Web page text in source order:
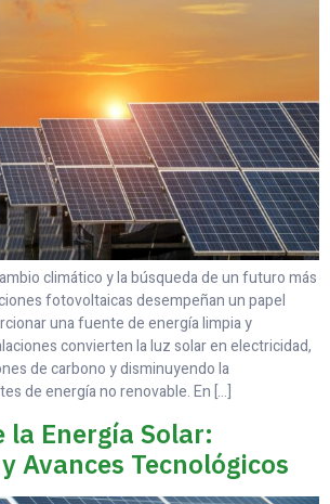
climático y la búsqueda de un futuro más
fotovoltaicas desempeñan un papel
una fuente de energía limpia y
convierten la luz solar en electricidad,
de carbono y disminuyendo la
de energía no renovable. En […]
la Energía Solar:
Avances Tecnológicos